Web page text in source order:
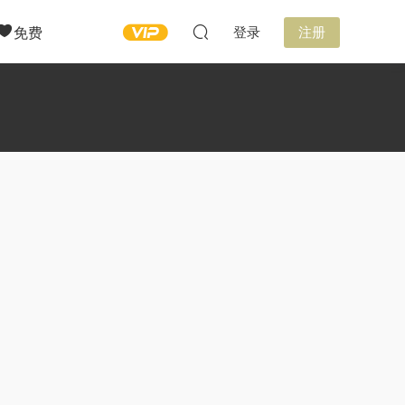
免费 登录 注册